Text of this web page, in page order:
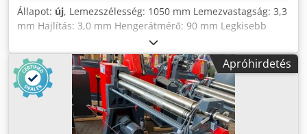
Állapot: új, Lemezszélesség: 1050 mm Lemezvastagság: 3,3
mm Hajlítás: 3,0 mm Hengerátmérő: 90 mm Legkisebb
átmérő: 130 mm Teljes teljesítményigény: 1,1 kW Gép
súlya: kb. 570 kg Helyigény: kb. 2100 x 800 x 1130 mm
Felszereltség: - Aszimmetrikus, 3 hengeres körhajlítógép
motoros hajtással - Kihajtható felső henger - Kúpos
hajlítóberendezés - Főmotor fékszerkezettel Extrák: -
Motoros hátulsó hengerállítás Csdpoyv Nfbsfx Ad Rorf -
Digitális kijelző a hátulsó hengerhez - Indukciósan edzett
Apróhirdetés